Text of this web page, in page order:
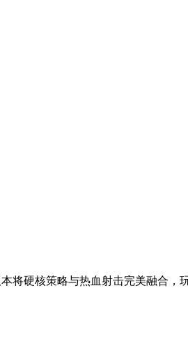
将硬核策略与热血射击完美融合，